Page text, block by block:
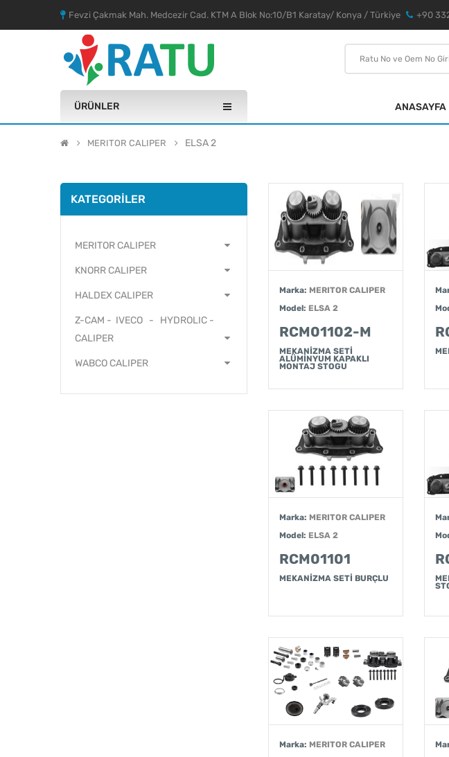
Fevzi Çakmak Mah. Medcezir Cad. KTM A Blok No:10/B1 Karatay/ Konya / Türkiye +90
ÜRÜNLER ANASAYFA
MERITOR CALIPER ELSA 2
KATEGORILER
MERITOR CALIPER
KNORR CALIPER
HALDEX CALIPER
Z-CAM - IVECO - HYDROLIC -
CALIPER
WABCO CALIPER
Marka: MERITOR CALIPER
Model: ELSA 2
RCM01102-M
MEKANİZMA SETİ
ALÜMİNYUM KAPAKLI
MONTAJ STOGU
Marka: MERITOR CALIPER
Model: ELSA 2
RCM01101
MEKANİZMA SETİ BURÇLU
Marka: MERITOR CALIPER